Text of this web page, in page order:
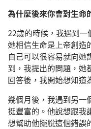
為什麼後來你會對生命
22歲的時候，我遇到一
她相信生命是上帝創造
自己可以很容易就向她
到，我提出的問題，她
回答後，我開始想知道
幾個月後，我遇到另一
挺豐富的。他說想跟我
想幫助他擺脫這個錯誤